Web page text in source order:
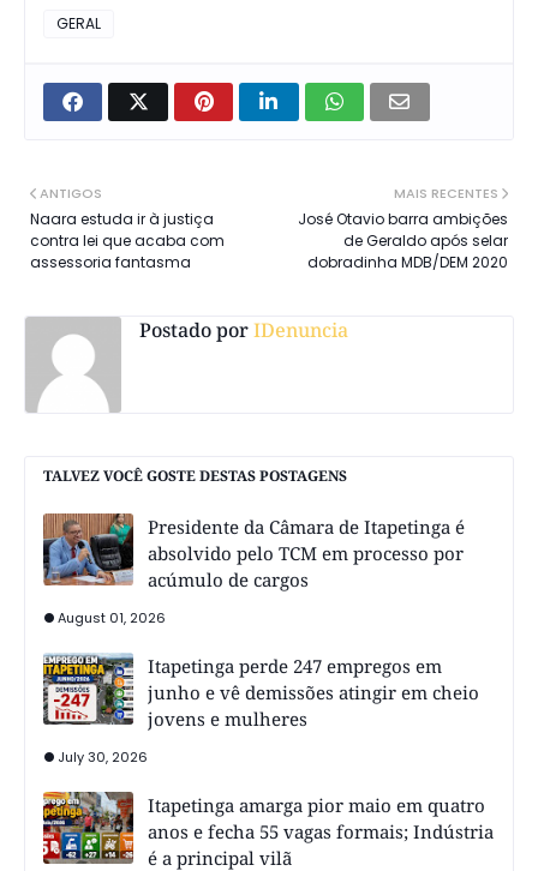
GERAL
MAIS RECENTES
José Otavio barra ambições
de Geraldo após selar
dobradinha MDB/DEM 2020
ANTIGOS
Naara estuda ir à justiça
contra lei que acaba com
assessoria fantasma
Postado porIDenuncia
TALVEZ VOCÊ GOSTE DESTAS POSTAGENS
Presidente da Câmara de Itapetinga é
absolvido pelo TCM em processo por
acúmulo de cargos
August 01, 2026
Itapetinga perde 247 empregos em
junho e vê demissões atingir em cheio
jovens e mulheres
July 30, 2026
Itapetinga amarga pior maio em quatro
anos e fecha 55 vagas formais; Indústria
é a principal vilã